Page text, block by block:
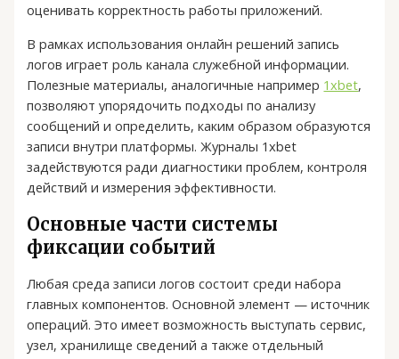
оценивать корректность работы приложений.
В рамках использования онлайн решений запись
логов играет роль канала служебной информации.
Полезные материалы, аналогичные например 1хbet,
позволяют упорядочить подходы по анализу
сообщений и определить, каким образом образуются
записи внутри платформы. Журналы 1xbet
задействуются ради диагностики проблем, контроля
действий и измерения эффективности.
Основные части системы
фиксации событий
Любая среда записи логов состоит среди набора
главных компонентов. Основной элемент — источник
операций. Это имеет возможность выступать сервис,
узел, хранилище сведений а также отдельный